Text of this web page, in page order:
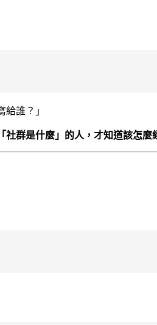
誰？」
社群是什麼」的人，才知道該怎麼